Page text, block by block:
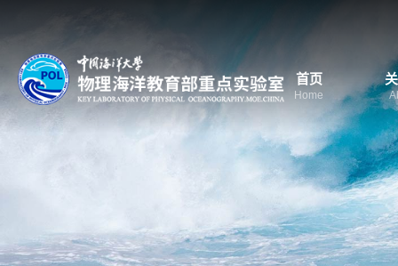
首页
Home